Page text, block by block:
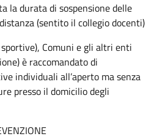
la durata di sospensione delle
(sentito il collegio docenti)
Comuni e gli altri enti
è raccomandato di
individuali all’aperto ma senza
presso il domicilio degli